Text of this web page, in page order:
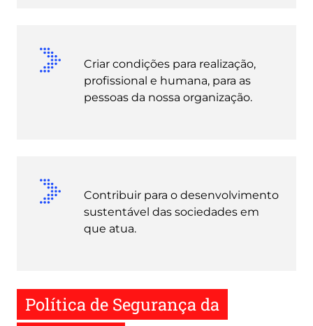
Criar condições para realização,
profissional e humana, para as
pessoas da nossa organização.
Contribuir para o desenvolvimento
sustentável das sociedades em
que atua.
Política de Segurança da